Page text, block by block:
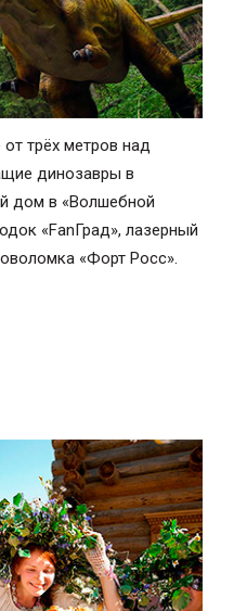
трёх метров над
динозавры в
дом в «Волшебной
«FanГрад», лазерный
«Форт Росс».